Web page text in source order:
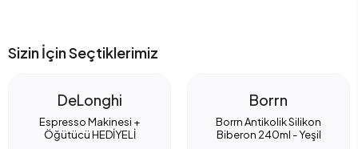
Sizin İçin Seçtiklerimiz
DeLonghi
Espresso Makinesi +
Öğütücü HEDİYELİ
Borrn
Borrn Antikolik Silikon
Biberon 240ml - Yeşil